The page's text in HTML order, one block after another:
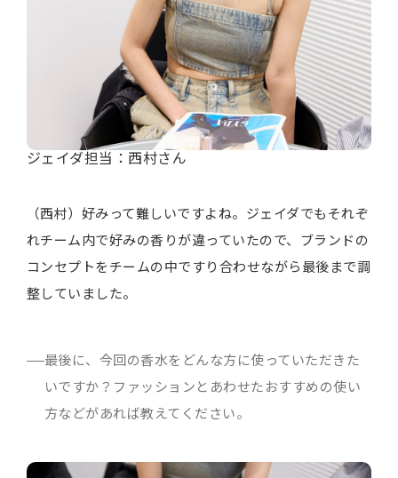
ジェイダ担当：西村さん
（西村）好みって難しいですよね。ジェイダでもそれぞ
れチーム内で好みの香りが違っていたので、ブランドの
コンセプトをチームの中ですり合わせながら最後まで調
整していました。
最後に、今回の香水をどんな方に使っていただきた
いですか？ファッションとあわせたおすすめの使い
方などがあれば教えてください。